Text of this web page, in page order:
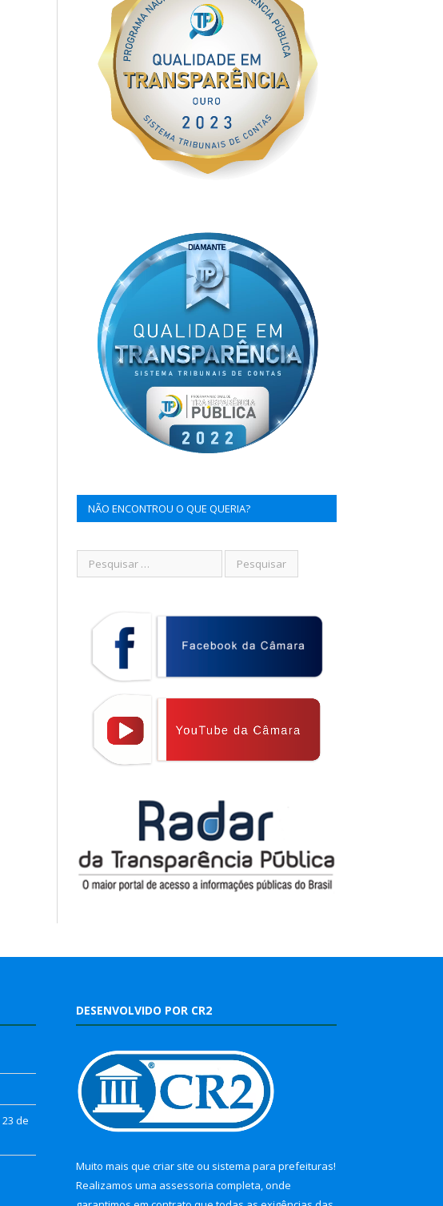
NÃO ENCONTROU O QUE QUERIA?
23 de
DESENVOLVIDO POR CR2
Muito mais que criar site ou sistema para prefeituras!
Realizamos uma assessoria completa, onde